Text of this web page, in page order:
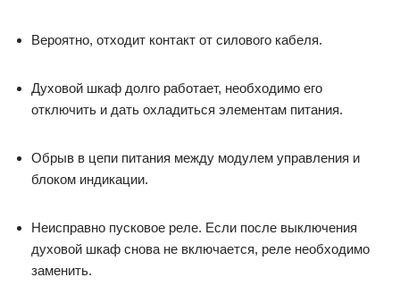
Вероятно, отходит контакт от силового кабеля.
Духовой шкаф долго работает, необходимо его
отключить и дать охладиться элементам питания.
Обрыв в цепи питания между модулем управления и
блоком индикации.
Неисправно пусковое реле. Если после выключения
духовой шкаф снова не включается, реле необходимо
заменить.